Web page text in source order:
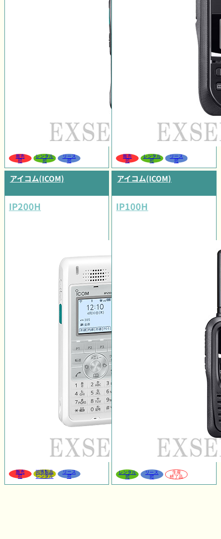
販売
可
レンタル
可
リース
可
販売
可
レンタル
可
リース
可
アイコム(ICOM)
IP200H
販売
可
同等製品
レンタル
リース
可
アイコム(ICOM)
IP100H
レンタル
可
リース
可
生産
終了品